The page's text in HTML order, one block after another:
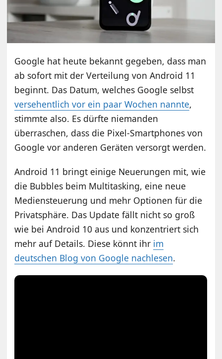
Google hat heute bekannt gegeben, dass man
ab sofort mit der Verteilung von Android 11
beginnt. Das Datum, welches Google selbst
versehentlich vor ein paar Wochen nannte,
stimmte also. Es dürfte niemanden
überraschen, dass die Pixel-Smartphones von
Google vor anderen Geräten versorgt werden.
Android 11 bringt einige Neuerungen mit, wie
die Bubbles beim Multitasking, eine neue
Mediensteuerung und mehr Optionen für die
Privatsphäre. Das Update fällt nicht so groß
wie bei Android 10 aus und konzentriert sich
mehr auf Details. Diese könnt ihr im
deutschen Blog von Google nachlesen.